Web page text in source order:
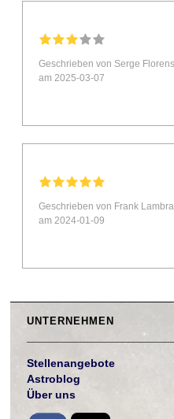
Geschrieben von Serge Florens
am 2025-03-07
Geschrieben von Frank
am 2024-01-09
UNTERNEHMEN
Stellenangebote
Astroblog
Über uns